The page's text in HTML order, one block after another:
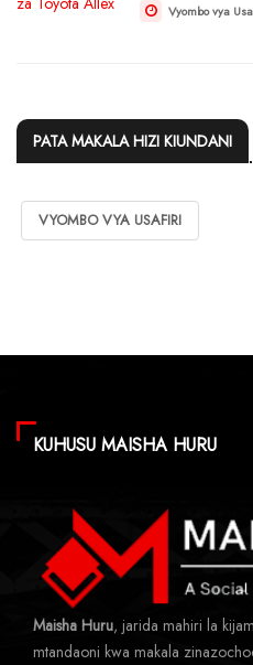
Vyombo vya
PATA MAKALA HIZI KIUNDANI
VYOMBO VYA USAFIRI
KUHUSU MAISHA HURU
Maisha Huru, jarida mahiri la
mtandaoni kwa makala